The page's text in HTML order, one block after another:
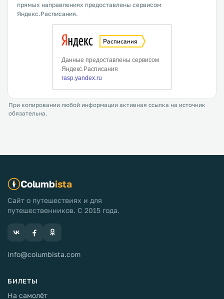
прямых направлениях предоставлены сервисом
Яндекс.Расписания.
При копировании любой информации активная ссылка на источник
обязательна.
Columbista
Сайт о путешествиях и для
путешественников. С 2015 года.
info@columbista.com
БИЛЕТЫ
На самолёт